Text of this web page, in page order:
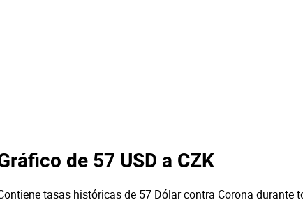
de 57 USD a CZK
tasas históricas de 57 Dólar contra Corona durante